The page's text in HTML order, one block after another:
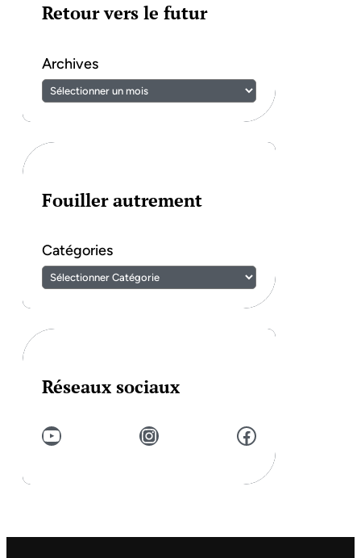
Retour vers le futur
Archives
Fouiller autrement
Catégories
Réseaux sociaux
YouTube Instagram Facebook